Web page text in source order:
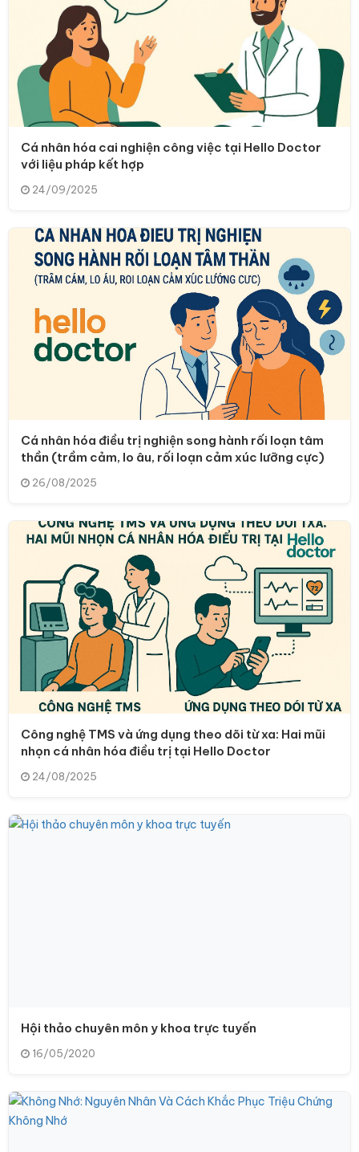
Cá nhân hóa cai nghiện công việc tại Hello Doctor
với liệu pháp kết hợp
24/09/2025
Cá nhân hóa điều trị nghiện song hành rối loạn tâm
thần (trầm cảm, lo âu, rối loạn cảm xúc lưỡng cực)
26/08/2025
Công nghệ TMS và ứng dụng theo dõi từ xa: Hai mũi
nhọn cá nhân hóa điều trị tại Hello Doctor
24/08/2025
Hội thảo chuyên môn y khoa trực tuyến
16/05/2020